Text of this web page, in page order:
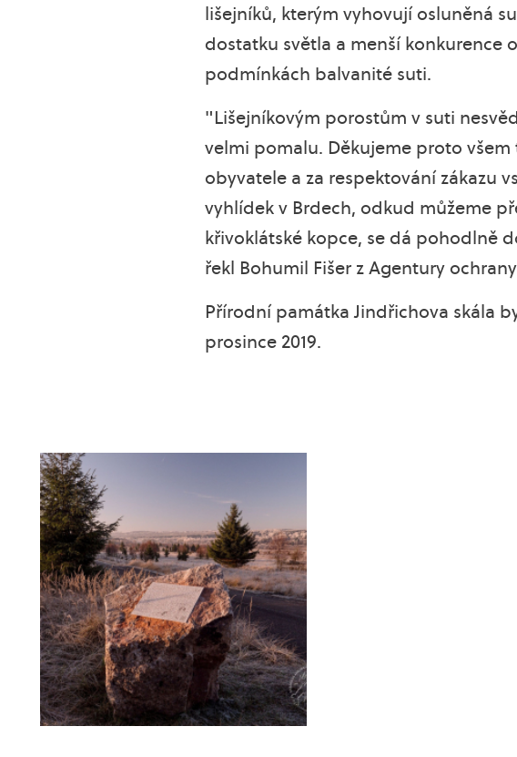
lišejníků, kterým vyhovují osluněná
dostatku světla a menší konkurence
podmínkách balvanité suti.
"Lišejníkovým porostům v suti
velmi pomalu. Děkujeme proto
obyvatele a za respektování zákazu
vyhlídek v Brdech, odkud můžeme
křivoklátské kopce, se dá pohodlně
řekl Bohumil Fišer z Agentury
Přírodní památka Jindřichova skála
prosince 2019.